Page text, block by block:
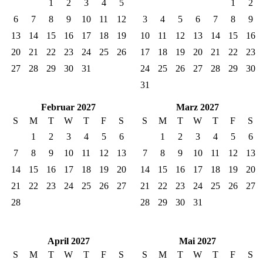
1
2 3 4
5
6
7 8 9 10 11
12
13
14 15 16 17 18
19
20
21 22 23 24 25
26
27
28 29 30 31
1
2
3
4 5 6 7 8
9
10
11 12 13 14 15
16
17
18 19 20 21 22
23
24
25 26 27 28 29
30
31
Februar 2027
S
M T W T F
S
1
2 3 4 5
6
7
8 9 10 11 12
13
14
15 16 17 18 19
20
21
22 23 24 25 26
27
28
Marz 2027
S
M T W T F
S
1
2 3 4 5
6
7
8 9 10 11 12
13
14
15 16 17 18 19
20
21
22 23 24 25 26
27
28
29 30 31
April 2027
S
M T W T F
S
Mai 2027
S
M T W T F
S